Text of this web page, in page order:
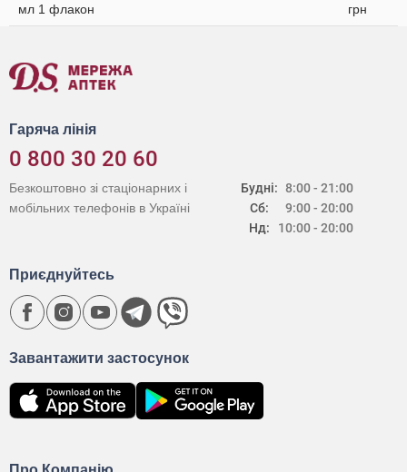
мл 1 флакон
грн
Гаряча лінія
0 800 30 20 60
Будні:
Сб:
Нд:
8:00 - 21:00
9:00 - 20:00
10:00 - 20:00
Безкоштовно зі стаціонарних і
мобільних телефонів в Україні
Завантажити застосунок
Приєднуйтесь